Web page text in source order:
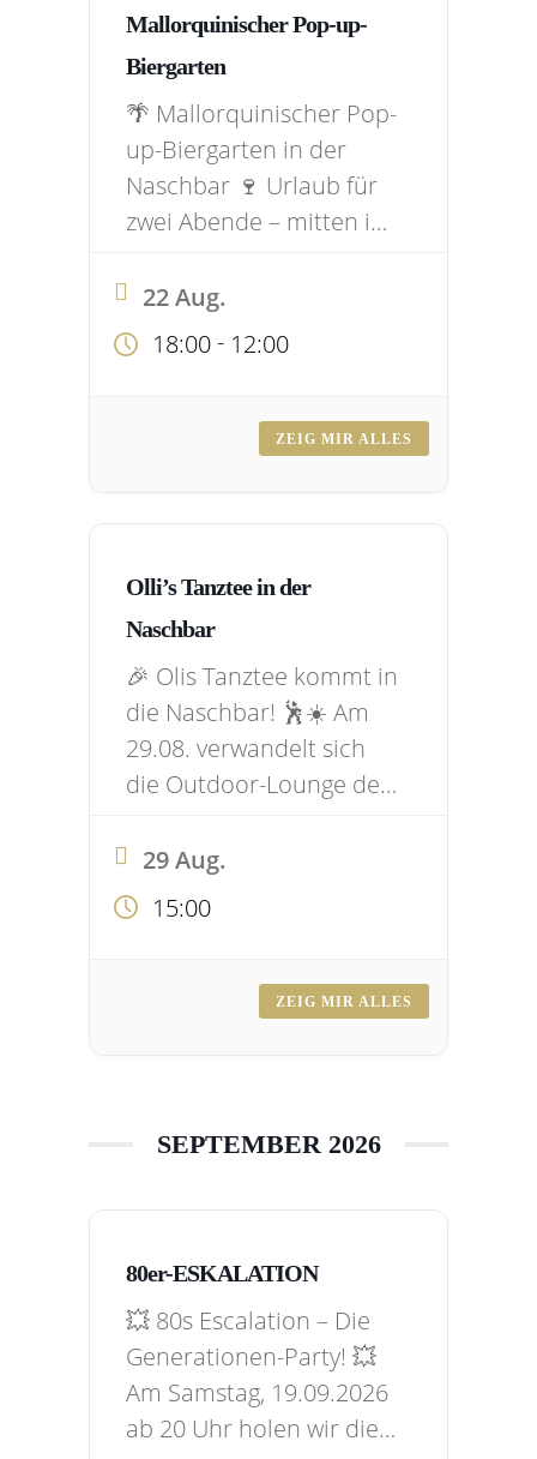
balearische Beats und
alles, was nach
Sommerabend
schmeckt. ✨ Was euch
erwartet: 🎶 Sundowner-
Vibes mit balearischer
Hintergrundmusik…
Mallorquinischer Pop-up-
Biergarten
🌴 Mallorquinischer Pop-
up-Biergarten in der
Naschbar 🍷 Urlaub für
zwei Abende – mitten in
21. & 22. August ab 18
Uhr holen wir euch das
Mallorca-Feeling in
wetterunabhängige
balearische Beats und
alles, was nach
schmeckt. ✨ Was euch
erwartet: 🎶 Sundowner-
Vibes mit balearischer
Hintergrundmusik…
22 Aug.
18:00 - 12:00
ZEIG MIR ALLES
Olli’s Tanztee in der
Naschbar
🎉 Olis Tanztee kommt in
die Naschbar! 🕺☀️ Am
29.08. verwandelt sich
die Outdoor-Lounge der
die perfekte Daydrinking-
Location – mit guter
Musik, sommerlichen
guter Vibes. 🍹✨ Freut
Tonic und feiert
29 Aug.
15:00
ZEIG MIR ALLES
SEPTEMBER 2026
80er-ESKALATION
💥 80s Escalation – Die
Generationen-Party! 💥
Am Samstag, 19.09.2026
ab 20 Uhr holen wir die